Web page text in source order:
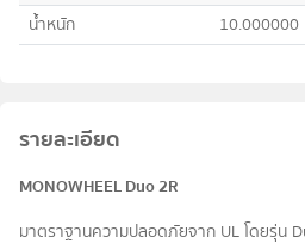
น้ำหนัก
10.000000
รายละเอียด
MONOWHEEL Duo 2R
มาตราฐานความปลอดภัยจาก UL โดยรุ่น